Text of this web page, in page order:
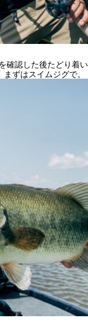
確認した後たどり着い
まずはスイムジグで。